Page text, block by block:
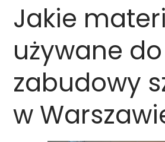
Jakie
używane do
zabudowy
w